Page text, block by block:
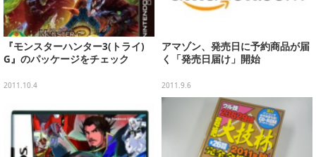
『モンスターハンター3(トライ)
G』のパッケージをチェック
2011.10.4
アマゾン、発売日に予約商品が届
く「発売日届け」開始
2011.9.6